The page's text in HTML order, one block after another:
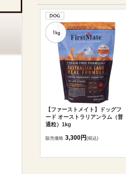
【ファーストメイト】ドッグフ
ード オーストラリアンラム（普
通粒）1kg
販売価格 3,300円(税込)